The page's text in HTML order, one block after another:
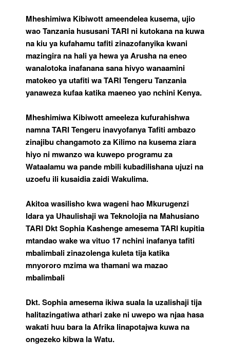
Mheshimiwa Kibiwott ameendelea kusema, ujio
wao Tanzania hususani TARI ni kutokana na kuwa
na kiu ya kufahamu tafiti zinazofanyika kwani
mazingira na hali ya hewa ya Arusha na eneo
wanalotoka inafanana sana hivyo wanaamini
matokeo ya utafiti wa TARI Tengeru Tanzania
yanaweza kufaa katika maeneo yao nchini Kenya.
Mheshimiwa Kibiwott ameeleza kufurahishwa
namna TARI Tengeru inavyofanya Tafiti ambazo
zinajibu changamoto za Kilimo na kusema ziara
hiyo ni mwanzo wa kuwepo programu za
Wataalamu wa pande mbili kubadilishana ujuzi na
uzoefu ili kusaidia zaidi Wakulima.
Akitoa wasilisho kwa wageni hao Mkurugenzi
Idara ya Uhaulishaji wa Teknolojia na Mahusiano
TARI Dkt Sophia Kashenge amesema TARI kupitia
mtandao wake wa vituo 17 nchini inafanya tafiti
mbalimbali zinazolenga kuleta tija katika
mnyororo mzima wa thamani wa mazao
mbalimbali
Dkt. Sophia amesema ikiwa suala la uzalishaji tija
halitazingatiwa athari zake ni uwepo wa njaa hasa
wakati huu bara la Afrika linapotajwa kuwa na
ongezeko kibwa la Watu.